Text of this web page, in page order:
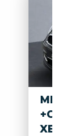
MINI